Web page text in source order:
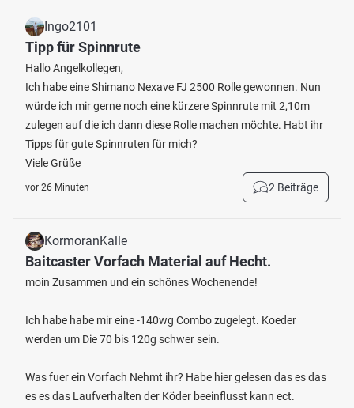
Ingo2101
Tipp für Spinnrute
Hallo Angelkollegen,
Ich habe eine Shimano Nexave FJ 2500 Rolle gewonnen. Nun
würde ich mir gerne noch eine kürzere Spinnrute mit 2,10m
zulegen auf die ich dann diese Rolle machen möchte. Habt ihr
Tipps für gute Spinnruten für mich?
Viele Grüße
vor 26 Minuten 2 Beiträge
KormoranKalle
Baitcaster Vorfach Material auf Hecht.
moin Zusammen und ein schönes Wochenende!
Ich habe habe mir eine -140wg Combo zugelegt. Koeder
werden um Die 70 bis 120g schwer sein.
Was fuer ein Vorfach Nehmt ihr? Habe hier gelesen das es das
es es das Laufverhalten der Köder beeinflusst kann ect.